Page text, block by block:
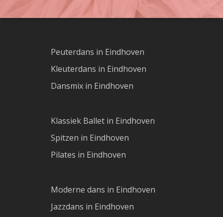
Peuterdans in Eindhoven
Kleuterdans in Eindhoven
Dansmix in Eindhoven
Klassiek Ballet in Eindhoven
Spitzen in Eindhoven
Pilates in Eindhoven
Moderne dans in Eindhoven
Jazzdans in Eindhoven